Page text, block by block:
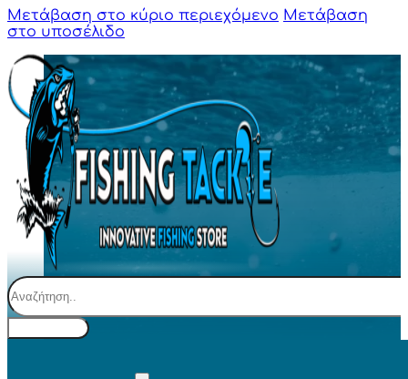
Μετάβαση στο κύριο περιεχόμενο Μετάβαση
στο υποσέλιδο
Αναζήτηση